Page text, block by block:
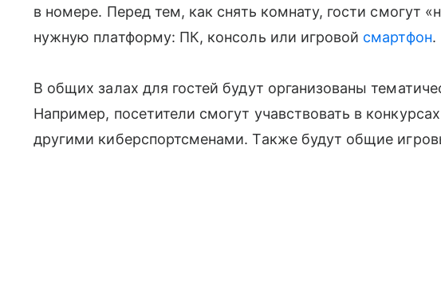
в номере. Перед тем, как снять комнату, гости смогут
нужную платформу: ПК, консоль или игровой смартфон.
В общих залах для гостей будут организованы
Например, посетители смогут учавствовать в
другими киберспортсменами. Также будут общие